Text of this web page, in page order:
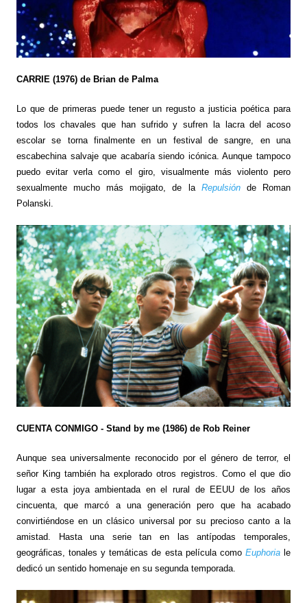
CARRIE (1976) de Brian de Palma
Lo que de primeras puede tener un regusto a justicia poética para
todos los chavales que han sufrido y sufren la lacra del acoso
escolar se torna finalmente en un festival de sangre, en una
escabechina salvaje que acabaría siendo icónica. Aunque tampoco
puedo evitar verla como el giro, visualmente más violento pero
sexualmente mucho más mojigato, de la Repulsiónde Roman
Polanski.
CUENTA CONMIGO - Stand by me (1986) de Rob Reiner
Aunque sea universalmente reconocido por el género de terror, el
señor King también ha explorado otros registros. Como el que dio
lugar a esta joya ambientada en el rural de EEUU de los años
cincuenta, que marcó a una generación pero que ha acabado
convirtiéndose en un clásico universal por su precioso canto a la
amistad. Hasta una serie tan en las antípodas temporales,
geográficas, tonales y temáticas de esta película como Euphoriale
dedicó un sentido homenaje en su segunda temporada.